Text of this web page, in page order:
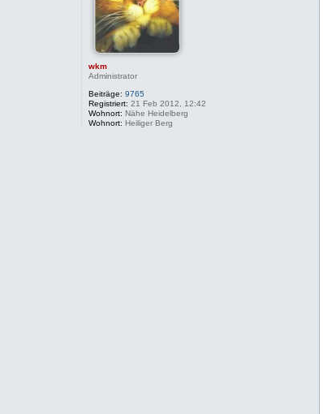
wkm
Administrator
Beiträge: 9765
Registriert: 21 Feb 2012, 12:42
Wohnort: Nähe Heidelberg
Wohnort: Heiliger Berg